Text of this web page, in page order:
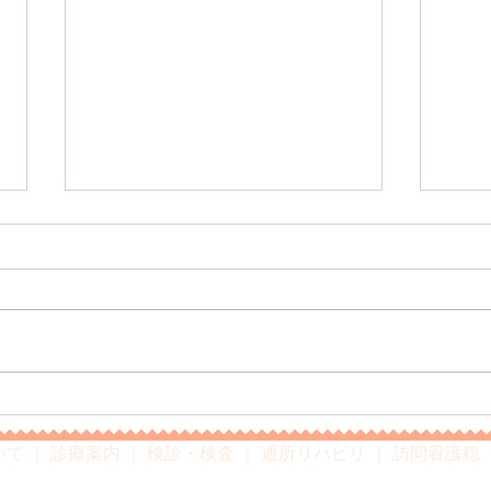
～お盆期間休診のお知らせ～
て 診療案内 検診・検査 通所リハビリ 訪問看護穏